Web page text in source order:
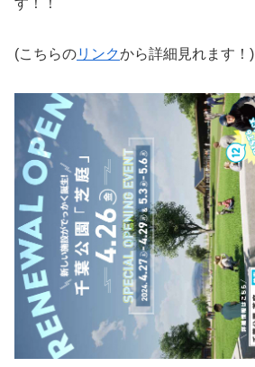
(こちらのリンクから詳細見れます！)